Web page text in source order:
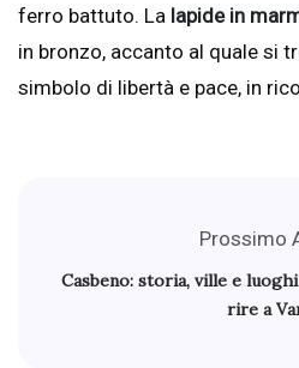
ferro battuto. La lapide in
in bronzo, accanto al quale si
simbolo di libertà e pace, in
Prossimo
Casbeno: storia, ville e
rire a